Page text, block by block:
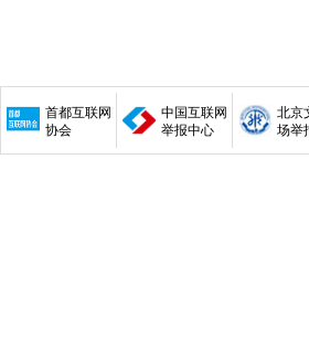
首都互联网
协会
中国互联网
举报中心
北京
场举